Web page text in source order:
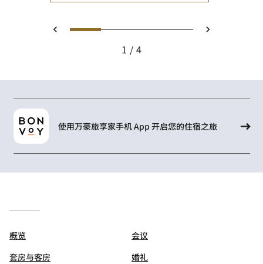
上一页
1 2 3 4 下一页
1 4
使用万豪旅享家手机 App 开启您的住宿之旅
概览
套房与客房
会议
婚礼